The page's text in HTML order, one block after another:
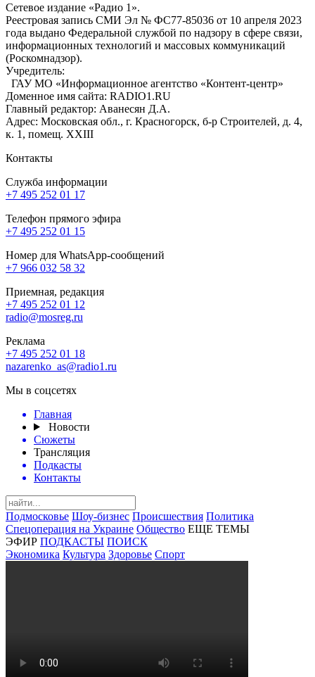
Сетевое издание «Радио 1».
Реестровая запись СМИ Эл № ФС77-85036 от 10 апреля 2023
года выдано Федеральной службой по надзору в сфере связи,
информационных технологий и массовых коммуникаций
(Роскомнадзор).
Учредитель:
ГАУ МО «Информационное агентство «Контент-центр»
Доменное имя сайта: RADIO1.RU
Главный редактор: Аванесян Д.А.
Адрес: Московская обл., г. Красногорск, б-р Строителей, д. 4,
к. 1, помещ. XXIII
Контакты
Служба информации
+7 495 252 01 17
Телефон прямого эфира
+7 495 252 01 15
Номер для WhatsApp-сообщений
+7 966 032 58 32
Приемная, редакция
+7 495 252 01 12
radio@mosreg.ru
Реклама
+7 495 252 01 18
nazarenko_as@radio1.ru
Мы в соцсетях
Главная
Новости
Сюжеты
Трансляция
Подкасты
Контакты
Подмосковье Шоу-бизнес Происшествия Политика
Спецоперация на Украине Общество ЕЩЕ ТЕМЫ
ЭФИР ПОДКАСТЫ ПОИСК
Экономика Культура Здоровье Спорт